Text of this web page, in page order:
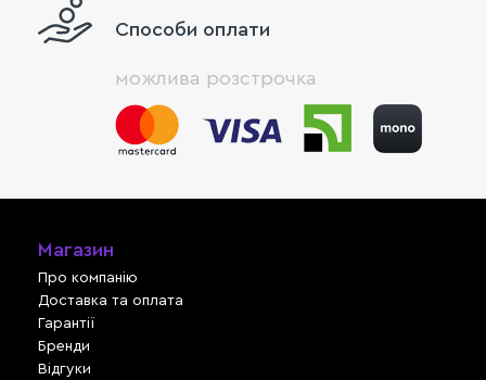
Способи оплати
можлива розстрочка
Магазин
Про компанію
Доставка та оплата
Гарантії
Бренди
Відгуки